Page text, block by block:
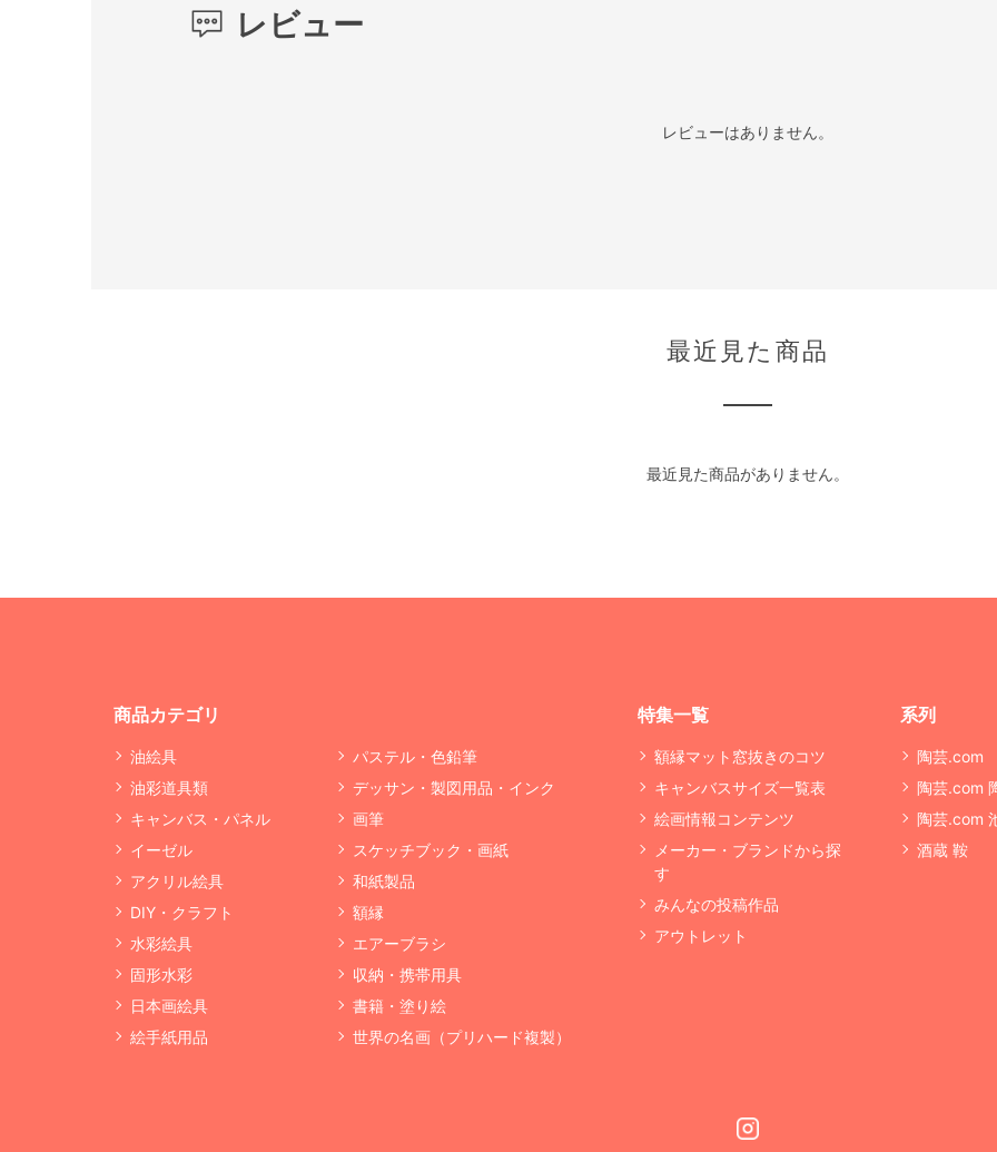
レビュー
レビューはありません。
最近見た商品
最近見た商品がありません。
商品カテゴリ
油絵具
油彩道具類
キャンバス・パネル
イーゼル
アクリル絵具
DIY・クラフト
水彩絵具
固形水彩
日本画絵具
絵手紙用品
パステル・色鉛筆
デッサン・製図用品・インク
画筆
スケッチブック・画紙
和紙製品
額縁
エアーブラシ
収納・携帯用具
書籍・塗り絵
世界の名画（プリハード複製）
特集一覧
額縁マット窓抜きのコツ
キャンバスサイズ一覧表
絵画情報コンテンツ
メーカー・ブランドから探
す
みんなの投稿作品
アウトレット
系列
陶芸.com
陶芸.com
陶芸.com
酒蔵 鞍